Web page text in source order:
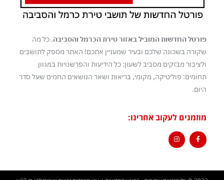
פורטל החדשות המוביל באזור טירת הכרמל והסביבה. כל מה
שקורה בשכונה שלכם ובעיר שמעניין אתכם! האתר מספק לתושבים
ולציבור מבזקים מסביב לשעון: כל הידיעות והפרשנויות במגוון
תחומים: פוליטיקה, מקומי, בריאות ושאר הנושאים החמים שעל סדר
היום.
מוזמנים לעקוב אחרינו: